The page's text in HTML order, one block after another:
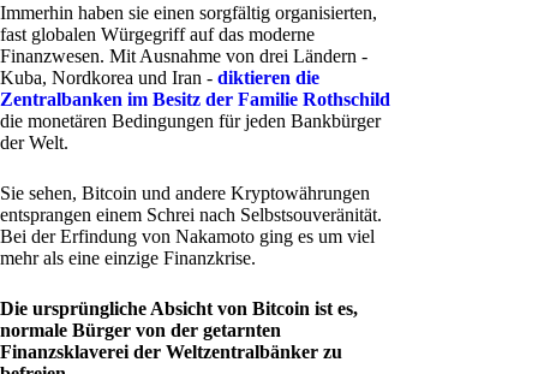
Immerhin haben sie einen sorgfältig organisierten,
fast globalen Würgegriff auf das moderne
Finanzwesen. Mit Ausnahme von drei Ländern -
Kuba, Nordkorea und Iran - diktieren die
Zentralbanken im Besitz der Familie Rothschild
die monetären Bedingungen für jeden Bankbürger
der Welt.
Sie sehen, Bitcoin und andere Kryptowährungen
entsprangen einem Schrei nach Selbstsouveränität.
Bei der Erfindung von Nakamoto ging es um viel
mehr als eine einzige Finanzkrise.
Die ursprüngliche Absicht von Bitcoin ist es,
normale Bürger von der getarnten
Finanzsklaverei der Weltzentralbänker zu